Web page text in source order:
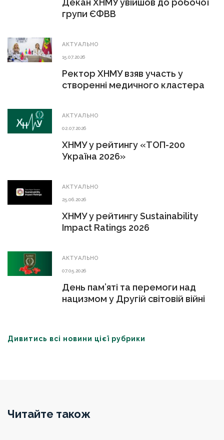
Декан ХНМУ увійшов до робочої
групи ЄФВВ
АКТУАЛЬНО
15.07.2026
Ректор ХНМУ взяв участь у
створенні медичного кластера
АКТУАЛЬНО
02.07.2026
ХНМУ у рейтингу «ТОП-200
Україна 2026»
АКТУАЛЬНО
25.06.2026
ХНМУ у рейтингу Sustainability
Impact Ratings 2026
АКТУАЛЬНО
07.05.2026
День пам’яті та перемоги над
нацизмом у Другій світовій війні
Дивитись всі новини цієї рубрики
Читайте також